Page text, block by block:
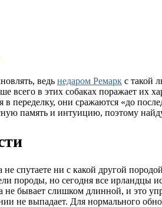
ведь недаром Ремарк с такой
всего в этих собаках поражает их
в переделку, они сражаются «до
память и интуицию, поэтому
не спутаете ни с какой другой
породы, но сегодня все ирландцы
бывает слишком длинной, и это
не выпадает. Для нормального